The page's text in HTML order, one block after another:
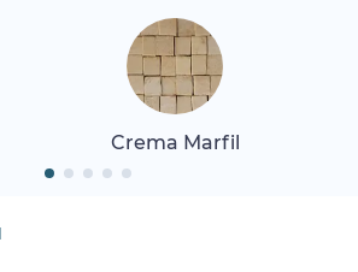
Crema Marfil